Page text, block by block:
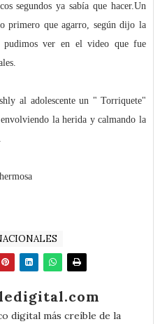
segundos ya sabía que hacer.Un
primero que agarro, según dijo la
pudimos ver en el video que fue
al adolescente un " Torriquete"
la herida y calmando la
digital más creíble de la